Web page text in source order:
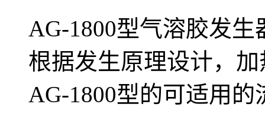
AG-1800型气溶胶发
根据发生原理设计，
AG-1800型的可适用